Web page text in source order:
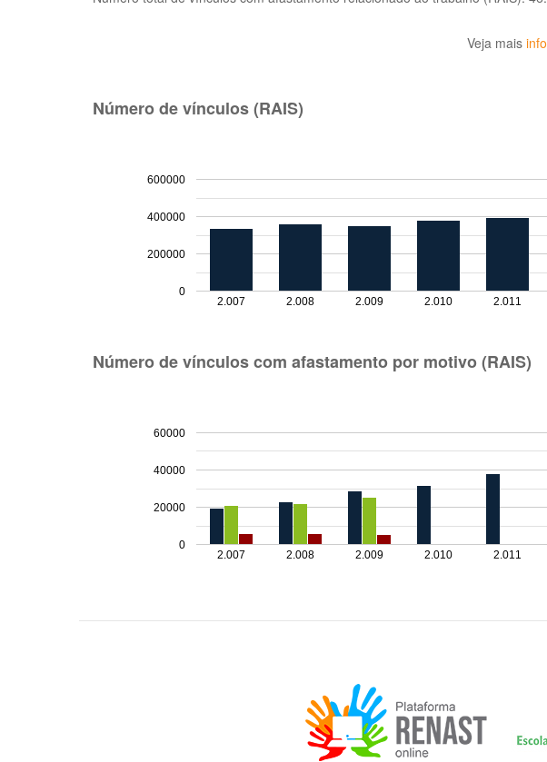
Veja mais
Número de vínculos (RAIS)
2.007 2.008 2.009 2.010 2.011
0
200000
400000
600000
Número de vínculos com afastamento por motivo (RAIS)
2.007 2.008 2.009 2.010 2.011
0
20000
40000
60000